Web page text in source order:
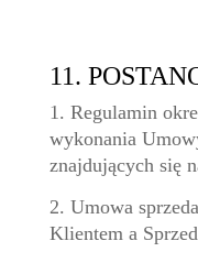
11.
1. Regulamin
wykonania
znajdujących się
2. Umowa
Klientem a